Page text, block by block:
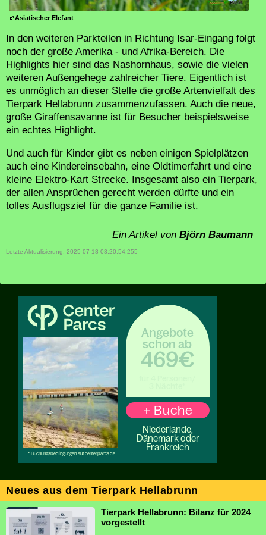
Asiatischer Elefant
In den weiteren Parkteilen in Richtung Isar-Eingang folgt
noch der große Amerika - und Afrika-Bereich. Die
Highlights hier sind das Nashornhaus, sowie die vielen
weiteren Außengehege zahlreicher Tiere. Eigentlich ist
es unmöglich an dieser Stelle die große Artenvielfalt des
Tierpark Hellabrunn zusammenzufassen. Auch die neue,
große Giraffensavanne ist für Besucher beispielsweise
ein echtes Highlight.
Und auch für Kinder gibt es neben einigen Spielplätzen
auch eine Kindereinsebahn, eine Oldtimerfahrt und eine
kleine Elektro-Kart Strecke. Insgesamt also ein Tierpark,
der allen Ansprüchen gerecht werden dürfte und ein
tolles Ausflugsziel für die ganze Familie ist.
Ein Artikel von Björn Baumann
Letzte Aktualisierung: 2025-07-18 03:20:54.255
Neues aus dem Tierpark Hellabrunn
Tierpark Hellabrunn: Bilanz für 2024
vorgestellt